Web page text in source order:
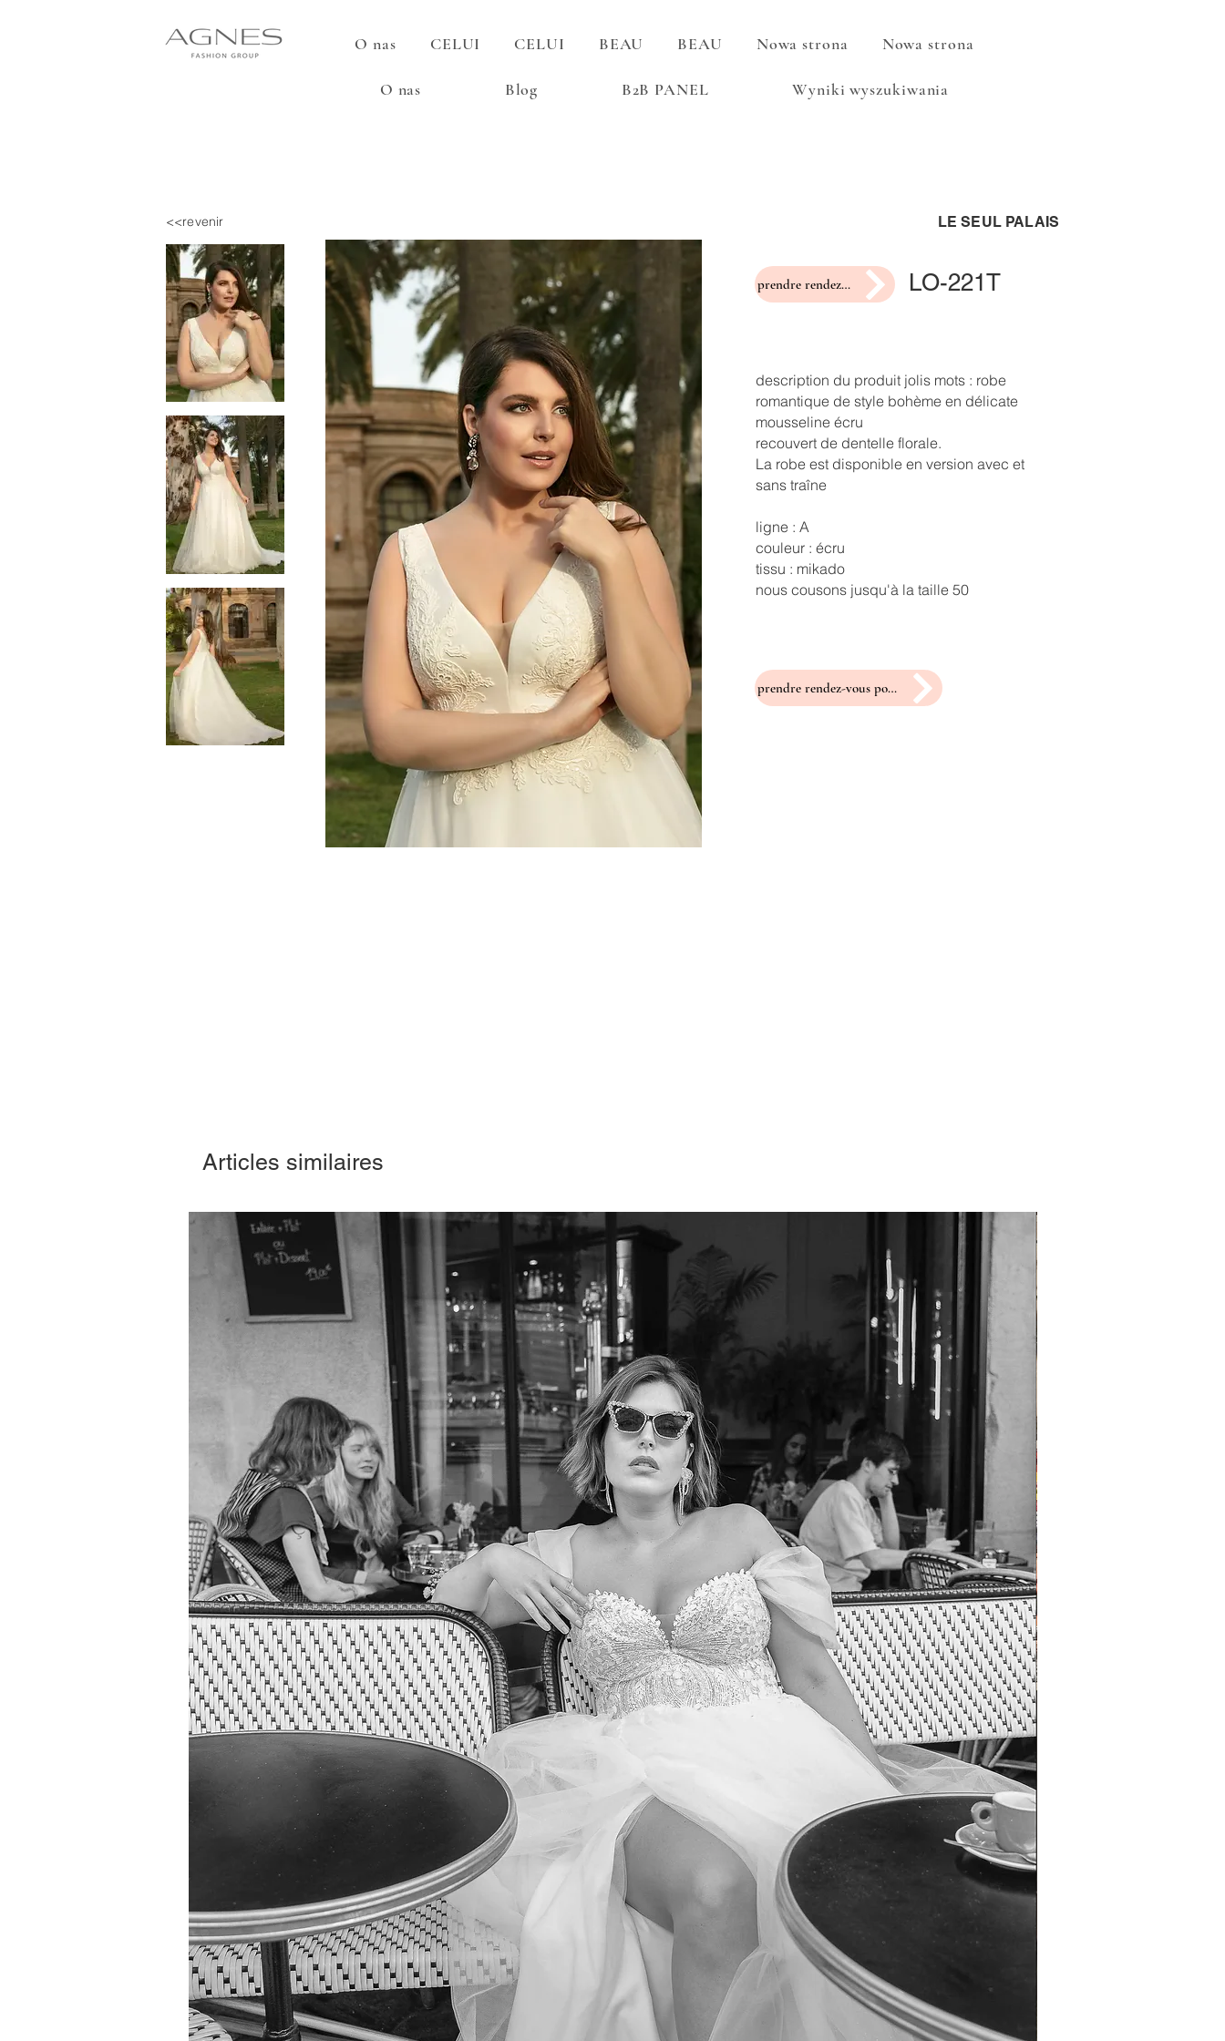
O nas CELUI CELUI BEAU BEAU Nowa strona Nowa strona
O nas Blog B2B PANEL Wyniki wyszukiwania
<<revenir LE SEUL PALAIS
prendre rendez-vous pour un essayage LO-221T
description du produit jolis mots : robe
romantique de style bohème en délicate
mousseline écru
recouvert de dentelle florale.
La robe est disponible en version avec et
sans traîne
ligne : A
couleur : écru
tissu : mikado
nous cousons jusqu'à la taille 50
prendre rendez-vous pour un essayage
Articles similaires